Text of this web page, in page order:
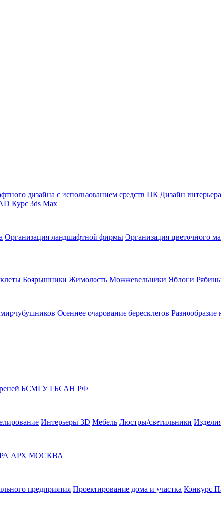
дизайна с использованием средств ПК Дизайн
Курс 3ds Max
Организация ландшафтной фирмы Организация цветочного
Боярышники Жимолость Можжевельники Яблони
Осеннее очарование бересклетов Разнообразие
БСМГУ ГБСАН РФ
Интерьеры 3D Мебель Люстры/светильники
АРХ МОСКВА
предприятия Проектирование дома и участка Конкурс